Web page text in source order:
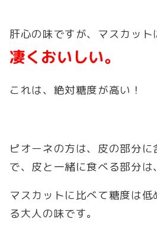
肝心の味ですが、マスカット
凄くおいしい。
これは、絶対糖度が高い！
ピオーネの方は、皮の部分
で、皮と一緒に食べる部分は
マスカットに比べて糖度は
る大人の味です。